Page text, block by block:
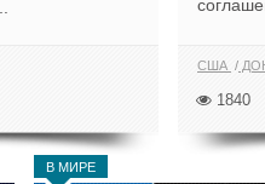
США
1840
В МИРЕ